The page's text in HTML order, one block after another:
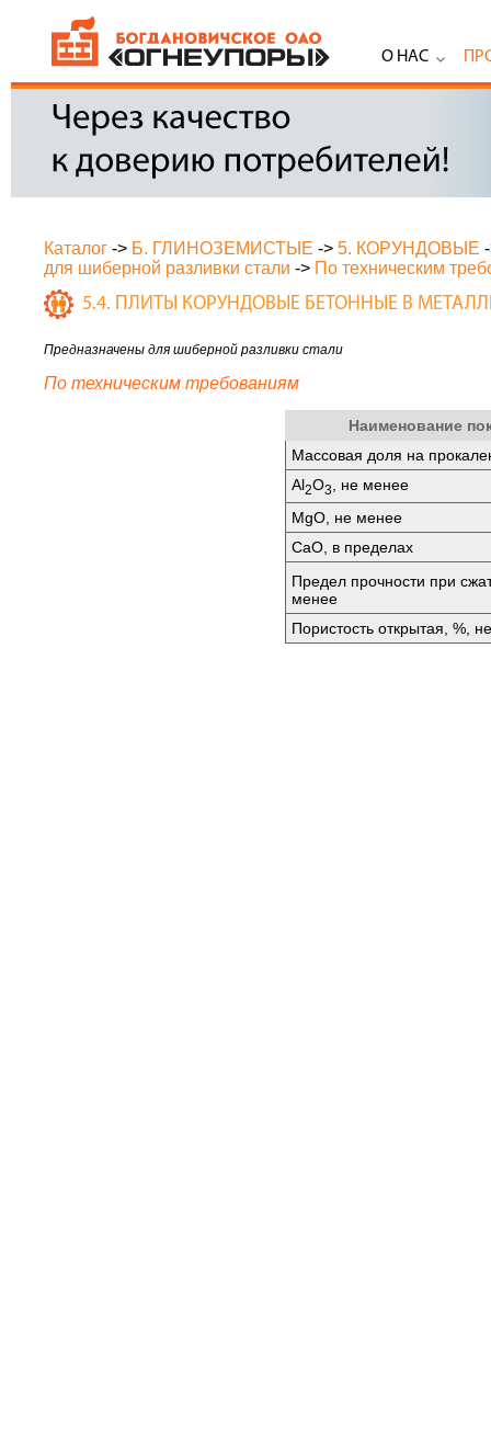
О НАС
Каталог -> Б. ГЛИНОЗЕМИСТЫЕ -> 5. КОРУНДОВЫЕ
для шиберной разливки стали -> По техническим
5.4. ПЛИТЫ КОРУНДОВЫЕ БЕТОННЫЕ В
Предназначены для шиберной разливки стали
По техническим требованиям
Наименование
Массовая доля на
Al2O3
, не менее
МgО, не менее
СаО, в пределах
Предел прочности при
менее
Пористость открытая, %,